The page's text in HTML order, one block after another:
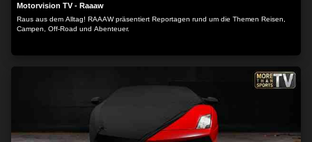
Motorvision TV - Raaaw
Raus aus dem Alltag! RAAAW präsentiert Reportagen rund um die Themen Reisen,
Campen, Off-Road und Abenteuer.